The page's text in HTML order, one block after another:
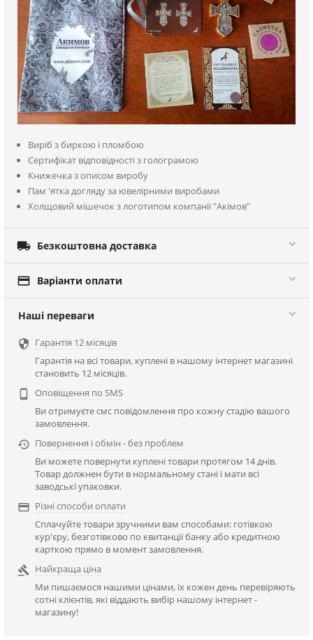
Виріб з биркою і пломбою
Сертифікат відповідності з голограмою
Книжечка з описом виробу
Пам 'ятка догляду за ювелірними виробами
Холщовий мішечок з логотипом компанії "Акімов"
 Безкоштовна доставка
 Варіанти оплати
Наші переваги
 Гарантія 12 місяців
Гарантія на всі товари, куплені в нашому інтернет магазині
становить 12 місяців.

Оповіщення по SMS
Ви отримуєте смс повідомлення про кожну стадію вашого
замовлення.
 Повернення і обмін - без проблем
Ви можете повернути куплені товари протягом 14 днів.
Товар должнен бути в нормальному стані і мати всі
заводські упаковки.
 Різні способи оплати
Сплачуйте товари зручними вам способами: готівкою
кур'єру, безготівково по квитанції банку або кредитною
карткою прямо в момент замовлення.
 Найкраща ціна
Ми пишаємося нашими цінами, їх кожен день перевіряють
сотні клієнтів, які віддають вибір нашому інтернет -
магазину!